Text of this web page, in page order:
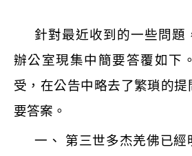
針對最近收到的一些問題
辦公室現集中簡要答覆如下
受，在公告中略去了繁瑣的
要答案。
一、 第三世多杰羌佛已經